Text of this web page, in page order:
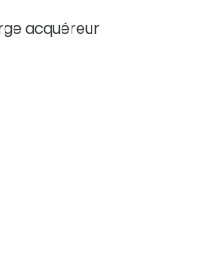
acquéreur